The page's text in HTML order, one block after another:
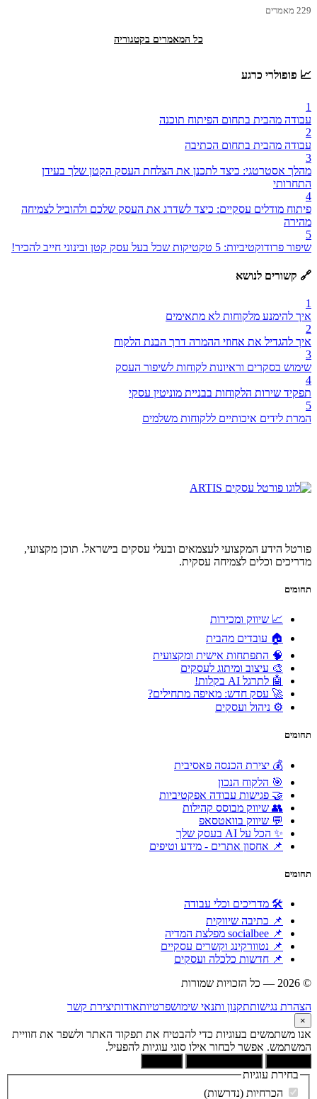
229 מאמרים
כל המאמרים בקטגוריה
📈 פופולרי כרגע
1
עבודה מהבית בתחום הפיתוח תוכנה
2
עבודה מהבית בתחום הכתיבה
3
מהלך אסטרטגי: כיצד לתכנן את הצלחת העסק הקטן שלך בעידן
התחרותי
4
פיתוח מודלים עסקיים: כיצד לשדרג את העסק שלכם ולהוביל לצמיחה
מהירה
5
שיפור פרודוקטיביות: 5 טקטיקות שכל בעל עסק קטן ובינוני חייב להכיר!
🔗 קשורים לנושא
1
איך להימנע מלקוחות לא מתאימים
2
איך להגדיל את אחוזי ההמרה דרך הבנת הלקוח
3
שימוש בסקרים וראיונות לקוחות לשיפור העסק
4
תפקיד שירות הלקוחות בבניית מוניטין עסקי
5
המרת לידים איכותיים ללקוחות משלמים
פורטל הידע המקצועי לעצמאים ובעלי עסקים בישראל. תוכן מקצועי,
מדריכים וכלים לצמיחה עסקית.
תחומים
📈 שיווק ומכירות
🏠 עובדים מהבית
🧠 התפתחות אישית ומקצועית
🎨 עיצוב ומיתוג לעסקים
🤖 לתרגל AI בקלות!
🚀 עסק חדש: מאיפה מתחילים?
⚙️ ניהול ועסקים
תחומים
💰 יצירת הכנסה פאסיבית
🎯 הלקוח הנכון
🤝 פגישות עבודה אפקטיביות
👥 שיווק מבוסס קהילות
💬 שיווק בוואטסאפ
✨ הכל על AI בעסק שלך
📌 אחסון אתרים - מידע וטיפים
תחומים
🛠 מדריכים וכלי עבודה
📌 כתיבה שיווקית
📌 socialbee מפלצת המדיה
📌 נטוורקינג וקשרים עסקיים
📌 חדשות כלכלה ועסקים
© 2026 — כל הזכויות שמורות
הצהרת נגישותתקנון ותנאי שימושפרטיותאודותיצירת קשר
×
אנו משתמשים בעוגיות כדי להבטיח את תפקוד האתר ולשפר את חוויית
המשתמש. אפשר לבחור אילו סוגי עוגיות להפעיל.
בחירת עוגיות
הכרחיות (נדרשות)